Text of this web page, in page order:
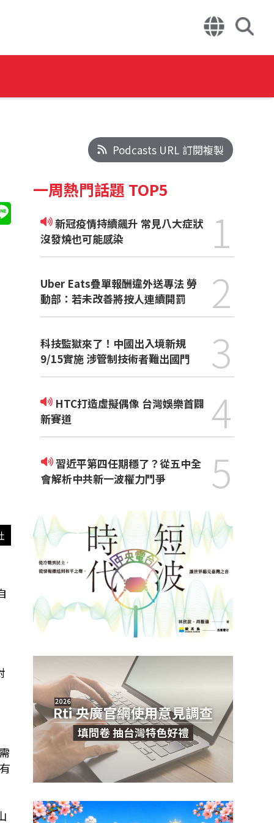
瑞士年輕人約會時，相約一起去爬山和燭
Podcasts URL 訂閱複製
一周熱門話題 TOP5
新冠疫情持續飆升 常見八大症狀
沒發燒也可能感染
1
Uber Eats疊單報酬違外送專法 勞
動部：若未改善將按人連續開罰
2
科技監獄來了！中國出入境新規
9/15實施 涉管制技術者難出國門
3
新賽道
4
習近平第四任期穩了？從五中全
會解析中共新一波權力鬥爭
5